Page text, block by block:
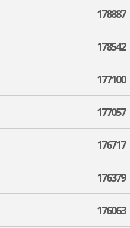
178887
178542
177100
177057
176717
176379
176063